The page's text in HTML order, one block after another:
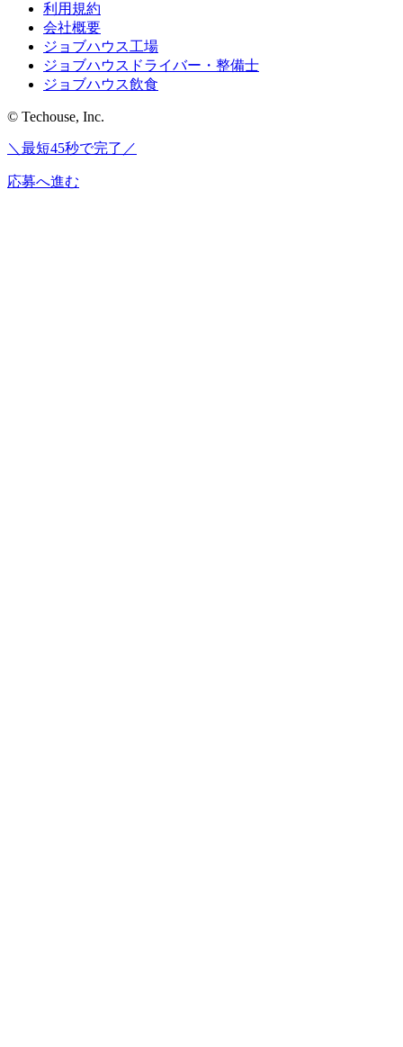
利用規約
会社概要
ジョブハウス工場
ジョブハウスドライバー・整備士
ジョブハウス飲食
© Techouse, Inc.
＼最短45秒で完了／
応募へ進む